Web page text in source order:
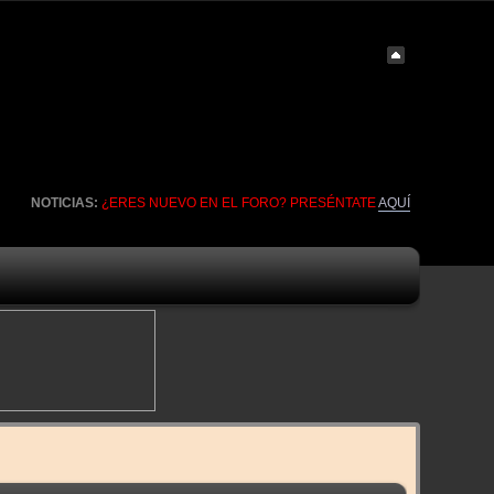
NOTICIAS: ¿ERES NUEVO EN EL FORO? PRESÉNTATEAQUÍ